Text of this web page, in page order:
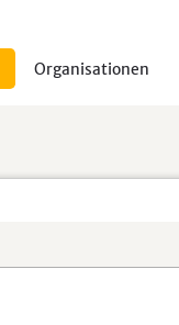
Organisationen